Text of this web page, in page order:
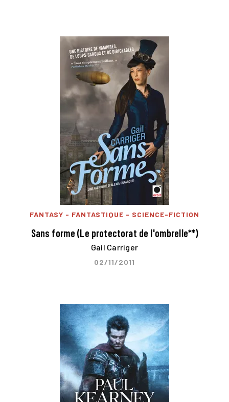
FANTASY - FANTASTIQUE - SCIENCE-FICTION
Sans forme (Le protectorat de l'ombrelle**)
Gail Carriger
02/11/2011